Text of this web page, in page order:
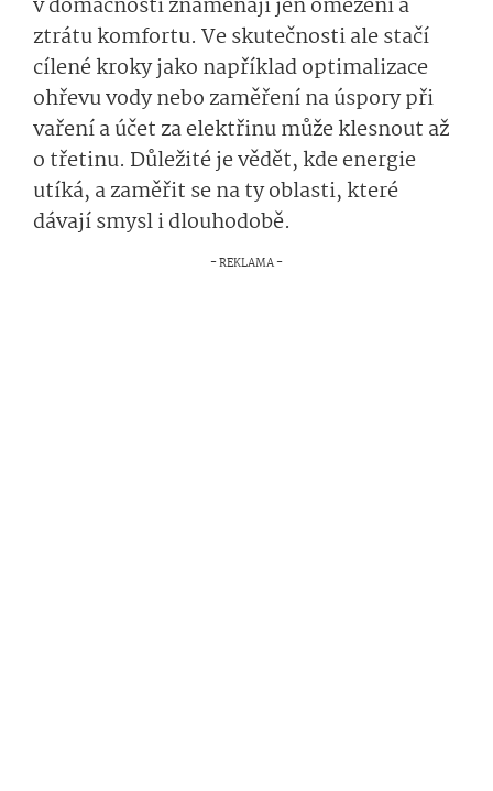
v domácnosti znamenají jen omezení a
ztrátu komfortu. Ve skutečnosti ale stačí
cílené kroky jako například optimalizace
ohřevu vody nebo zaměření na úspory při
vaření a účet za elektřinu může klesnout až
o třetinu. Důležité je vědět, kde energie
utíká, a zaměřit se na ty oblasti, které
dávají smysl i dlouhodobě.